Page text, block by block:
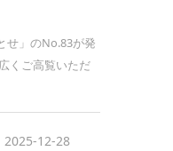
せ」のNo.83が発
くご高覧いただ
2025-12-28